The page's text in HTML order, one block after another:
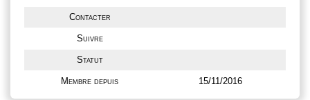
Contacter
Suivre
Statut
Membre depuis 15/11/2016